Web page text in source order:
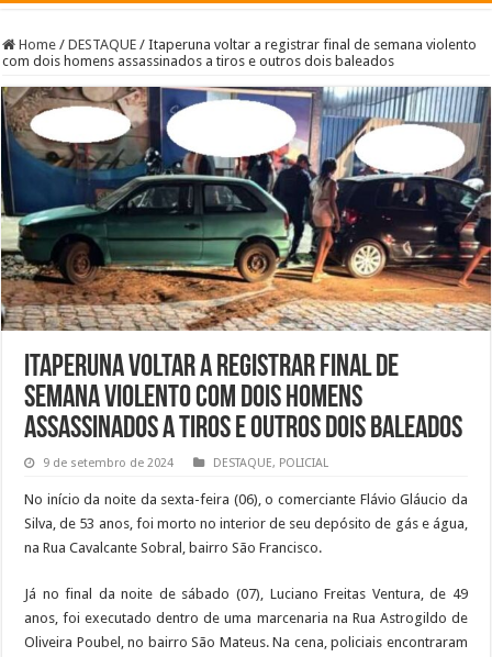
Home / DESTAQUE / Itaperuna voltar a registrar final de semana violento
com dois homens assassinados a tiros e outros dois baleados
Itaperuna voltar a registrar final de
semana violento com dois homens
assassinados a tiros e outros dois baleados
9 de setembro de 2024 DESTAQUE, POLICIAL
No início da noite da sexta-feira (06), o comerciante Flávio Gláucio da
Silva, de 53 anos, foi morto no interior de seu depósito de gás e água,
na Rua Cavalcante Sobral, bairro São Francisco.
Já no final da noite de sábado (07), Luciano Freitas Ventura, de 49
anos, foi executado dentro de uma marcenaria na Rua Astrogildo de
Oliveira Poubel, no bairro São Mateus. Na cena, policiais encontraram